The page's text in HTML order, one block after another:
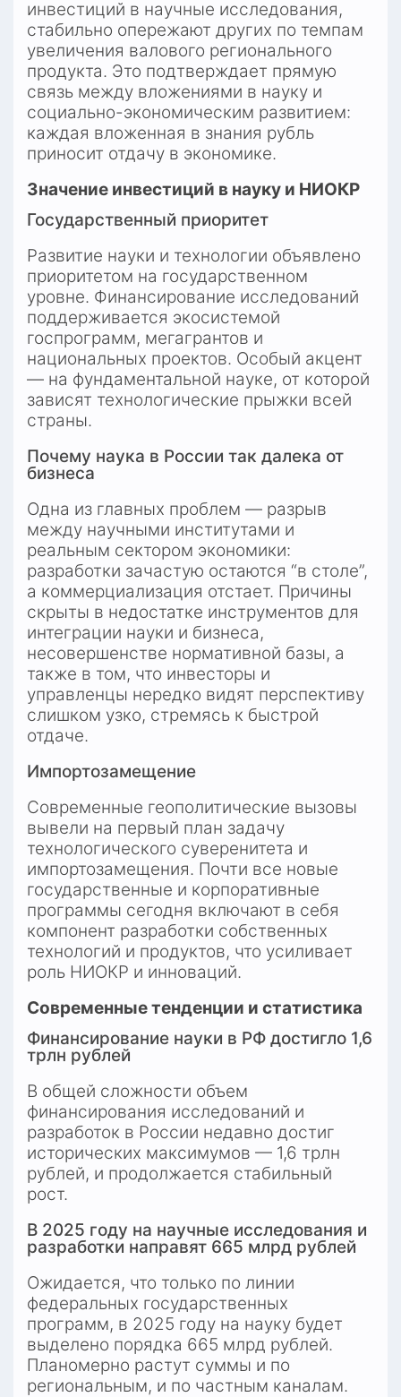
инвестиций в научные исследования,
стабильно опережают других по темпам
увеличения валового регионального
продукта. Это подтверждает прямую
связь между вложениями в науку и
социально-экономическим развитием:
каждая вложенная в знания рубль
приносит отдачу в экономике.
Значение инвестиций в науку и НИОКР
Государственный приоритет
Развитие науки и технологии объявлено
приоритетом на государственном
уровне. Финансирование исследований
поддерживается экосистемой
госпрограмм, мегагрантов и
национальных проектов. Особый акцент
— на фундаментальной науке, от которой
зависят технологические прыжки всей
страны.
Почему наука в России так далека от
бизнеса
Одна из главных проблем — разрыв
между научными институтами и
реальным сектором экономики:
разработки зачастую остаются “в столе”,
а коммерциализация отстает. Причины
скрыты в недостатке инструментов для
интеграции науки и бизнеса,
несовершенстве нормативной базы, а
также в том, что инвесторы и
управленцы нередко видят перспективу
слишком узко, стремясь к быстрой
отдаче.
Импортозамещение
Современные геополитические вызовы
вывели на первый план задачу
технологического суверенитета и
импортозамещения. Почти все новые
государственные и корпоративные
программы сегодня включают в себя
компонент разработки собственных
технологий и продуктов, что усиливает
роль НИОКР и инноваций.
Современные тенденции и статистика
Финансирование науки в РФ достигло 1,6
трлн рублей
В общей сложности объем
финансирования исследований и
разработок в России недавно достиг
исторических максимумов — 1,6 трлн
рублей, и продолжается стабильный
рост.
В 2025 году на научные исследования и
разработки направят 665 млрд рублей
Ожидается, что только по линии
федеральных государственных
программ, в 2025 году на науку будет
выделено порядка 665 млрд рублей.
Планомерно растут суммы и по
региональным, и по частным каналам.